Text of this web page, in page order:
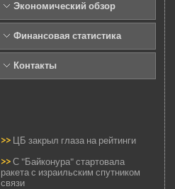
Экономический обзор
Финансовая статистика
Контакты
>> ЦБ закрыл глаза на рейтинги
>> С "Байконура" стартовала
ракета с израильским спутником
связи